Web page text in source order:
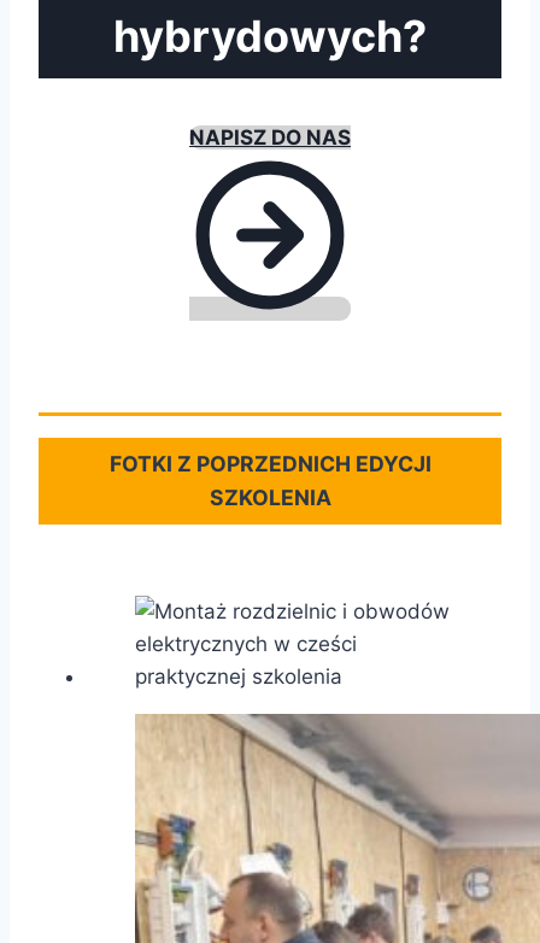
hybrydowych?
NAPISZ DO NAS
FOTKI Z POPRZEDNICH EDYCJI
SZKOLENIA